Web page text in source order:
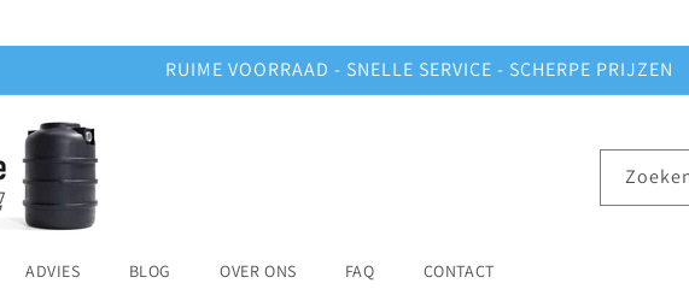
RUIME VOORRAAD - SNELLE SERVICE - SCHERPE PRIJZEN
ADVIES BLOG OVER ONS FAQ CONTACT